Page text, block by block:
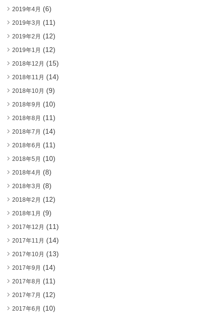
2019年4月 (6)
2019年3月 (11)
2019年2月 (12)
2019年1月 (12)
2018年12月 (15)
2018年11月 (14)
2018年10月 (9)
2018年9月 (10)
2018年8月 (11)
2018年7月 (14)
2018年6月 (11)
2018年5月 (10)
2018年4月 (8)
2018年3月 (8)
2018年2月 (12)
2018年1月 (9)
2017年12月 (11)
2017年11月 (14)
2017年10月 (13)
2017年9月 (14)
2017年8月 (11)
2017年7月 (12)
2017年6月 (10)